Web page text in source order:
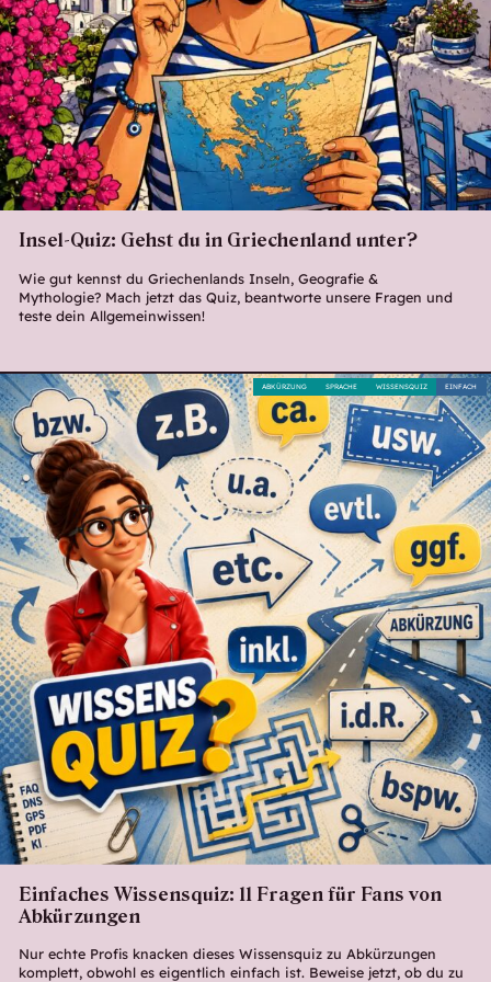
Insel-Quiz: Gehst du in Griechenland unter?
Wie gut kennst du Griechenlands Inseln, Geografie &
Mythologie? Mach jetzt das Quiz, beantworte unsere Fragen und
teste dein Allgemeinwissen!
Einfaches Wissensquiz: 11 Fragen für Fans von
Abkürzungen
Nur echte Profis knacken dieses Wissensquiz zu Abkürzungen
komplett, obwohl es eigentlich einfach ist. Beweise jetzt, ob du zu
EINFACH
WISSENSQUIZ
SPRACHE
ABKÜRZUNG